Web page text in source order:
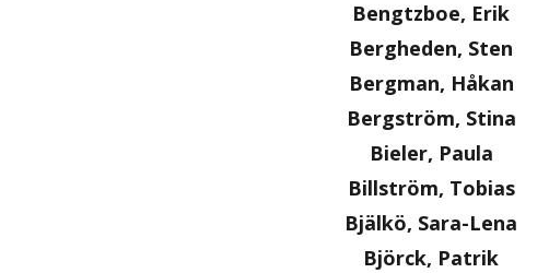
Bengtzboe, Erik
Bergheden, Sten
Bergman, Håkan
Bergström, Stina
Bieler, Paula
Billström, Tobias
Bjälkö, Sara-Lena
Björck, Patrik